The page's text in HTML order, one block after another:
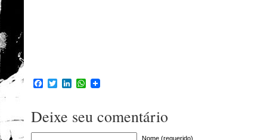
Facebook
TwitterLinkedInWhatsApp
Deixe seu comentário
Nome (requerido)